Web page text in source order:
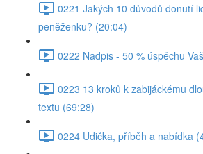
0221 Jakých 10 důvodů donutí
peněženku? (20:04)
0222 Nadpis - 50 % úspěchu
0223 13 kroků k zabijáckému
textu (69:28)
0224 Udička, příběh a nabídka